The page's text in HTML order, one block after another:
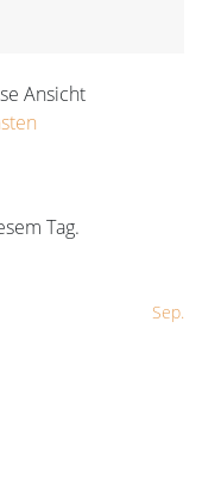
Ansicht
Tag.
Sep.